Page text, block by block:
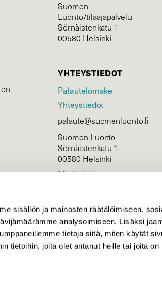
sisällön ja mainosten räätälöimiseen,
analysoimiseen. Lisäksi
tietoja siitä, miten käytät
tietoihin, joita olet antanut heille tai joita
Suomen
Luonto/tilaajapalvelu
Sörnäistenkatu 1
00580 Helsinki
YHTEYSTIEDOT
Palautelomake
Yhteystiedot
palaute@suomenluonto.fi
Suomen Luonto
Sörnäistenkatu 1
00580 Helsinki
Mediatiedot
KIRJAUDU